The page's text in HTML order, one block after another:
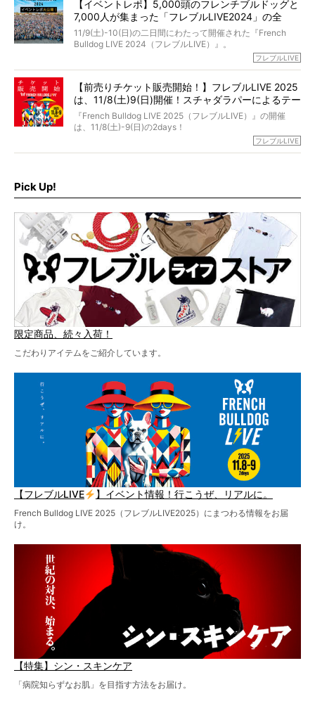
た。
もう諦めるしかないのかな…そんなとき、我が家に届いたの
が「THE fu-do(ザ・フード)」の試食品でした。
そして「THE fu-do(ザ・フード)」を食べつづけて二年、愛
ブヒは15歳になり、今も元気にお散歩をしています。
今回は、二年前の絶望から今までを包み隠さず、時系列で
【イベントレポ】5,000頭のフレンチブルドッグと
7,000人が集まった「フレブルLIVE2024」の全
貌！
11/9(土)-10(日)の二日間にわたって開催された『French
Bulldog LIVE 2024（フレブルLIVE）』。
今年はのべ5,000頭のフレンチブルドッグと7,000人のフレ
day1の司会はフレブルラバーのロッチさん。day2の音楽フ
ェスには世代ど真ん中のPUFFYが出演するなど、例年以上
に豪華なラインナップ。
北は北海道、南は鹿児島県から。全国のフレンチブルドッ
グが一堂に会した「フレブルLIVE2024」の模様を、詳しく
フレブルLIVE
【前売りチケット販売開始！】フレブルLIVE 2025
は、11/8(土)9(日)開催！スチャダラパーによるテー
マソング制作も決定
『French Bulldog LIVE 2025（フレブルLIVE）』の開催
は、11/8(土)-9(日)の2days！
お得な前売りチケット、いよいよ販売スタートです！
ど、内容盛りだくさんでお送りしていますので、最後まで
お見逃しなく！
フレブルLIVE
Pick Up!
限定商品、続々入荷！
こだわりアイテムをご紹介しています。
【フレブルLIVE 】イベント情報！行こうぜ、リアルに。
French Bulldog LIVE 2025（フレブルLIVE2025）にまつわる情報をお届
け。
【特集】シン・スキンケア
「病院知らずなお肌」を目指す方法をお届け。